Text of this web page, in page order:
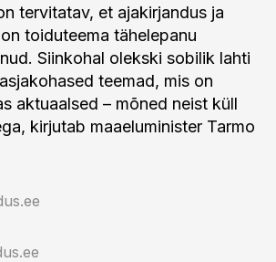
tervitatav, et ajakirjandus ja
toiduteema tähelepanu
Siinkohal olekski sobilik lahti
teemad, mis on
aktuaalsed – mõned neist küll
kirjutab maaeluminister Tarmo